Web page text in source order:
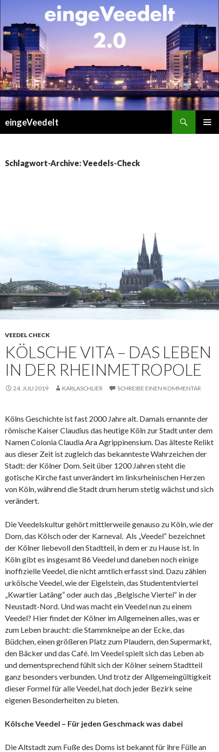
eingeVeedelt
Schlagwort-Archive: Veedels-Check
VEEDEL CHECK
KÖLSCHE VITA – DAS LEBEN
IN DER RHEINMETROPOLE
24. JULI 2019 KARLASCHLIER SCHREIBE EINEN KOMMENTAR
Kölns Geschichte ist fast 2000 Jahre alt. Damals ernannte der
römische Kaiser Claudius das heutige Köln zur Stadt unter dem
Namen Colonia Claudia Ara Agrippinensium. Das älteste Relikt
aus dieser Zeit ist zugleich das bekannteste Wahrzeichen der
Stadt: der Kölner Dom. Seit über 1200 Jahren steht die
gotische Kirche fast unverändert im linksrheinischen Herzen
von Köln, während die Stadt drum herum stetig wächst und sich
verändert.
Die Veedelskultur gehört mittlerweile genauso zu Köln, wie der
Dom, das Kölsch oder der Karneval. Als „Veedel“ bezeichnet
der Kölner liebevoll den Stadtteil, in dem er zu Hause ist. In
Köln gibt es insgesamt 86 Veedel und daneben noch einige
inoffizielle Veedel, die nicht amtlich erfasst sind. Dazu zählen
urkölsche Veedel, wie der Eigelstein, das Studententviertel
„Kwartier Latäng“ oder auch das „Belgische Viertel“ in der
Neustadt-Nord. Und was macht ein Veedel nun zu einem
Veedel? Hier findet der Kölner im Allgemeinen alles, was er
zum Leben braucht: die Stammkneipe an der Ecke, das
Büdchen, einen größeren Platz zum Plaudern, den Supermarkt,
den Bäcker und das Café. Im Veedel spielt sich das Leben ab
und dementsprechend fühlt sich der Kölner seinem Stadtteil
ganz besonders verbunden. Und trotz der Allgemeingültigkeit
dieser Formel für alle Veedel, hat doch jeder Bezirk seine
eigenen Besonderheiten zu bieten.
Kölsche Veedel – Für jeden Geschmack was dabei
Die Altstadt zum Fuße des Doms ist bekannt für ihre Fülle an